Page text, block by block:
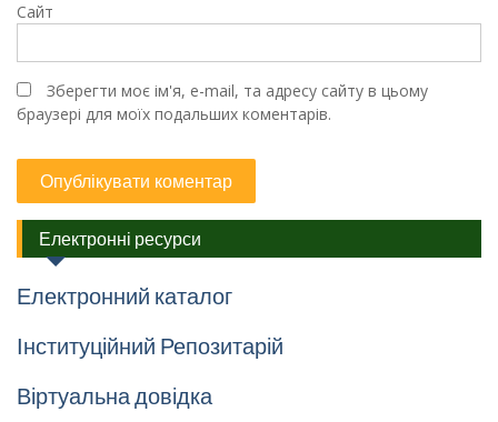
Сайт
Зберегти моє ім'я, e-mail, та адресу сайту в цьому
браузері для моїх подальших коментарів.
Електронні ресурси
Електронний каталог
Інституційний Репозитарій
Віртуальна довідка